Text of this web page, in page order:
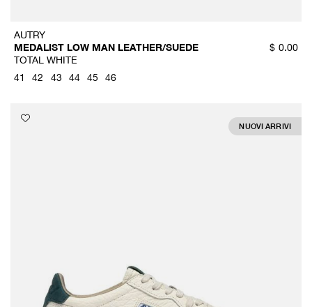
AUTRY
MEDALIST LOW MAN LEATHER/SUEDE
TOTAL WHITE
$ 0.00
41 42 43 44 45 46
NUOVI ARRIVI